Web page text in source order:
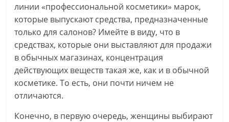
линии «профессиональной косметики» марок,
которые выпускают средства, предназначенные
только для салонов? Имейте в виду, что в
средствах, которые они выставляют для продажи
в обычных магазинах, концентрация
действующих веществ такая же, как и в обычной
косметике. То есть, они почти ничем не
отличаются.
Конечно, в первую очередь, женщины выбирают